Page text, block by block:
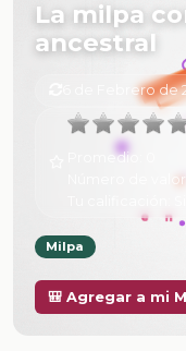
La milpa
ancestral
6 de Febrero de
Promedio:
Número de
Milpa
🎒 Agregar a mi